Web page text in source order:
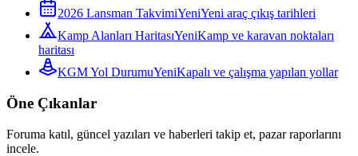
2026 Lansman TakvimiYeniYeni araç çıkış tarihleri
Kamp Alanları HaritasıYeniKamp ve karavan noktaları
haritası
KGM Yol DurumuYeniKapalı ve çalışma yapılan yollar
Öne Çıkanlar
Foruma katıl, güncel yazıları ve haberleri takip et, pazar raporlarını
incele.